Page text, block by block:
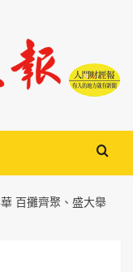
百攤齊聚、盛大舉